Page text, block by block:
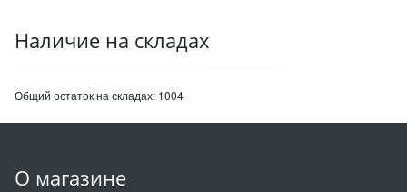
Наличие на складах
Общий остаток на складах: 1004
О магазине